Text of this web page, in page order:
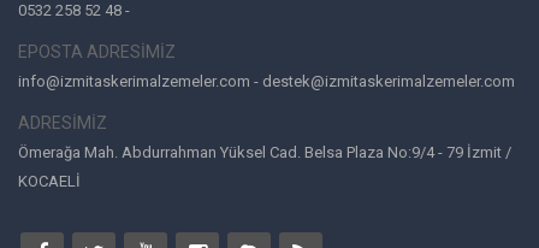
0532 258 52 48 -
EPOSTA ADRESİMİZ
info@izmitaskerimalzemeler.com - destek@izmitaskerimalzemeler.com
ADRESİMİZ
Ömerağa Mah. Abdurrahman Yüksel Cad. Belsa Plaza No:9/4 - 79 İzmit /
KOCAELİ